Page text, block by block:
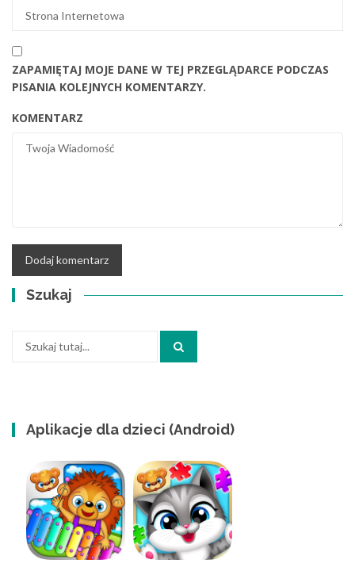
ZAPAMIĘTAJ MOJE DANE W TEJ PRZEGLĄDARCE PODCZAS
PISANIA KOLEJNYCH KOMENTARZY.
KOMENTARZ
Szukaj
Aplikacje dla dzieci (Android)